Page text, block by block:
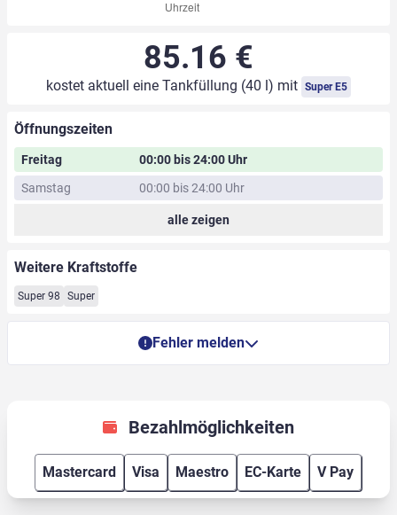
85.16 €
kostet aktuell eine Tankfüllung (40 l) mit Super E5
Öffnungszeiten
Freitag
00:00 bis 24:00 Uhr
Samstag
00:00 bis 24:00 Uhr
alle zeigen
Weitere Kraftstoffe
Super 98 Super
Fehler melden
Bezahlmöglichkeiten
Mastercard Visa Maestro EC-Karte V Pay